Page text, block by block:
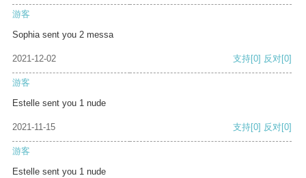
游客
Sophia sent you 2 messa
2021-12-02 支持[0] 反对[0]
游客
Estelle sent you 1 nude
2021-11-15 支持[0] 反对[0]
游客
Estelle sent you 1 nude